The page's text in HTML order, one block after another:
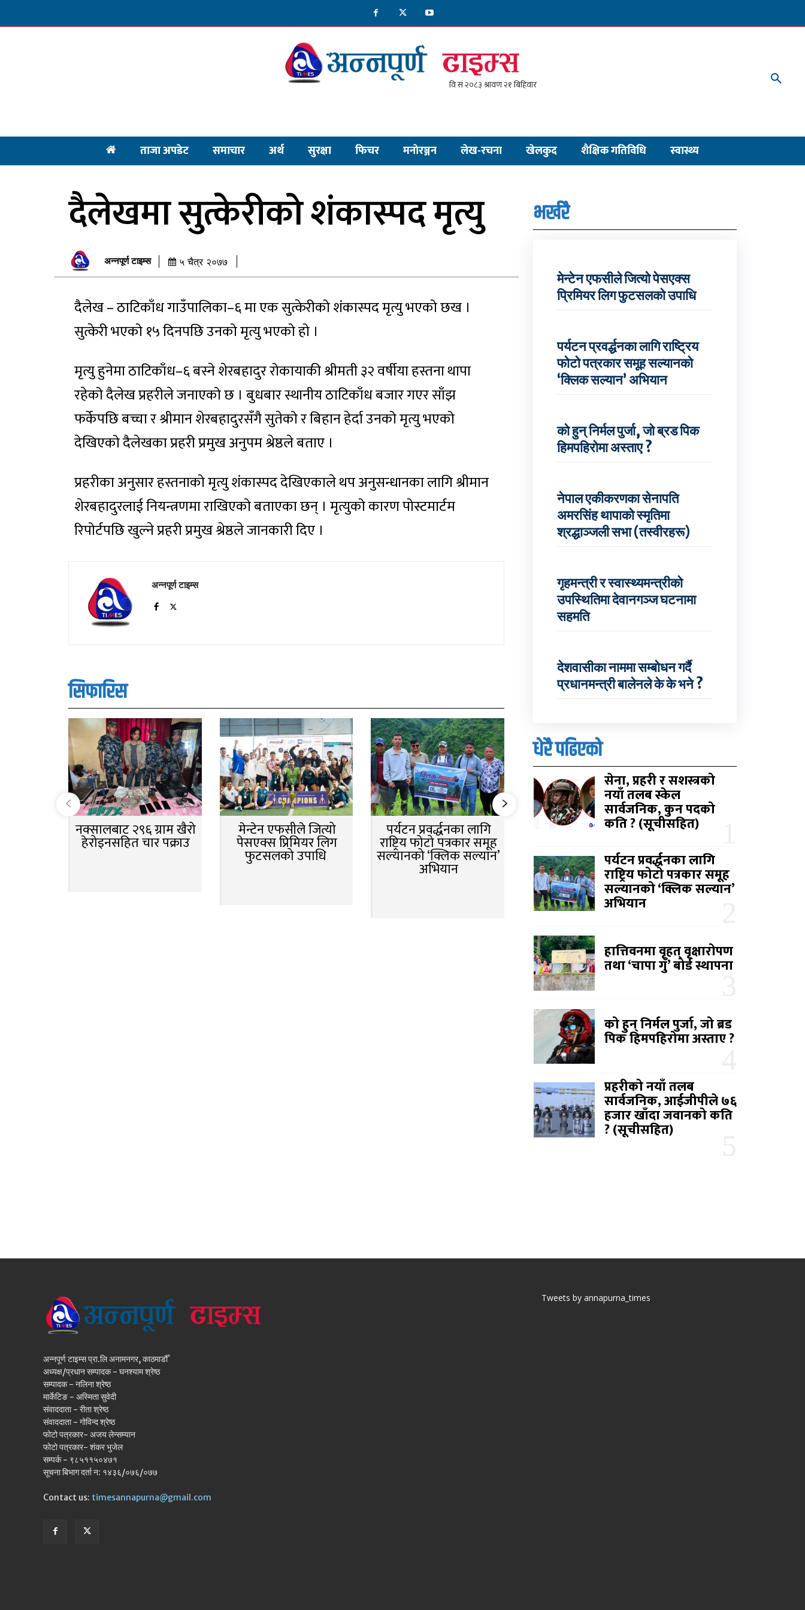
ताजा अपडेट समाचार अर्थ सुरक्षा फिचर मनाेरञ्जन लेख-रचना खेलकुद शैक्षिक गतिविधि स्वास्थ्य
दैलेखमा सुत्केरीको शंकास्पद मृत्यु
अन्नपूर्ण टाइम्स ५ चैत्र २०७७
दैलेख – ठाटिकाँध गाउँपालिका–६ मा एक सुत्केरीको शंकास्पद मृत्यु भएको छख ।
सुत्केरी भएको १५ दिनपछि उनको मृत्यु भएको हो ।
मृत्यु हुनेमा ठाटिकाँध–६ बस्ने शेरबहादुर रोकायाकी श्रीमती ३२ वर्षीया हस्तना थापा
रहेको दैलेख प्रहरीले जनाएको छ । बुधबार स्थानीय ठाटिकाँध बजार गएर साँझ
फर्केपछि बच्चा र श्रीमान शेरबहादुरसँगै सुतेको र बिहान हेर्दा उनको मृत्यु भएको
देखिएको दैलेखका प्रहरी प्रमुख अनुपम श्रेष्ठले बताए ।
प्रहरीका अनुसार हस्तनाको मृत्यु शंकास्पद देखिएकाले थप अनुसन्धानका लागि श्रीमान
शेरबहादुरलाई नियन्त्रणमा राखिएको बताएका छन् । मृत्युको कारण पोस्टमार्टम
रिपोर्टपछि खुल्ने प्रहरी प्रमुख श्रेष्ठले जानकारी दिए ।
अन्नपूर्ण टाइम्स
सिफारिस
नक्सालबाट २९६ ग्राम खैरो
हेरोइनसहित चार पक्राउ
मेन्टेन एफसीले जित्यो
पेसएक्स प्रिमियर लिग
फुटसलको उपाधि
पर्यटन प्रवर्द्धनका लागि
राष्ट्रिय फोटो पत्रकार समूह
सल्यानको ‘क्लिक सल्यान’
अभियान
भर्खरै
मेन्टेन एफसीले जित्यो पेसएक्स
प्रिमियर लिग फुटसलको उपाधि
पर्यटन प्रवर्द्धनका लागि राष्ट्रिय
फोटो पत्रकार समूह सल्यानको
‘क्लिक सल्यान’ अभियान
को हुन् निर्मल पुर्जा, जो ब्रड पिक
हिमपहिरोमा अस्ताए ?
नेपाल एकीकरणका सेनापति
अमरसिंह थापाको स्मृतिमा
श्रद्धाञ्जली सभा (तस्वीरहरू)
गृहमन्त्री र स्वास्थ्यमन्त्रीको
उपस्थितिमा देवानगञ्ज घटनामा
सहमति
देशवासीका नाममा सम्बोधन गर्दै
प्रधानमन्त्री बालेनले के के भने ?
धेरै पढिएको
सेना, प्रहरी र सशस्त्रको
नयाँ तलब स्केल
सार्वजनिक, कुन पदको
कति ? (सूचीसहित)
पर्यटन प्रवर्द्धनका लागि
राष्ट्रिय फोटो पत्रकार समूह
सल्यानको ‘क्लिक सल्यान’
अभियान
हात्तिवनमा वृहत् वृक्षारोपण
तथा ‘चापा गुँ’ बोर्ड स्थापना
को हुन् निर्मल पुर्जा, जो ब्रड
पिक हिमपहिरोमा अस्ताए ?
प्रहरीको नयाँ तलब
सार्वजनिक, आईजीपीले ७६
हजार खाँदा जवानको कति
? (सूचीसहित)
अन्नपूर्ण टाइम्स प्रा.लि अनामनगर, काठमाडौँ
अध्यक्ष/प्रधान सम्पादक - घनश्याम श्रेष्ठ
सम्पादक - नलिना श्रेष्ठ
मार्केटिङ - अस्मिता सुवेदी
संवाददाता - रीता श्रेष्ठ
संवाददाता - गोविन्द श्रेष्ठ
फोटो पत्रकार- अजय लेन्सम्यान
फोटो पत्रकार- शंकर भुजेल
सम्पर्क - ९८५११५०४७१
सूचना बिभाग दर्ता न: १४३६/०७६/०७७
Contact us: timesannapurna@gmail.com
Tweets by annapurna_times